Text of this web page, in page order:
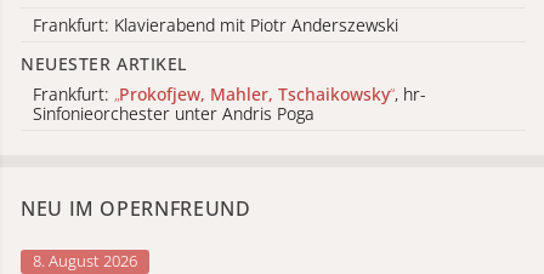
Frankfurt: Klavierabend mit Piotr Anderszewski
NEUESTER ARTIKEL
Frankfurt: „Prokofjew, Mahler, Tschaikowsky“, hr-
Sinfonieorchester unter Andris Poga
NEU IM OPERNFREUND
8. August 2026